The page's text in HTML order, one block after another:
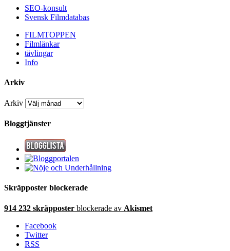
SEO-konsult
Svensk Filmdatabas
FILMTOPPEN
Filmlänkar
tävlingar
Info
Arkiv
Arkiv
Bloggtjänster
Skräpposter blockerade
914 232 skräpposter blockerade av Akismet
Facebook
Twitter
RSS